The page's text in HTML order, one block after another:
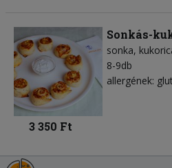
Sonkás-
sonka
8-9db
allergének:
3 350 Ft